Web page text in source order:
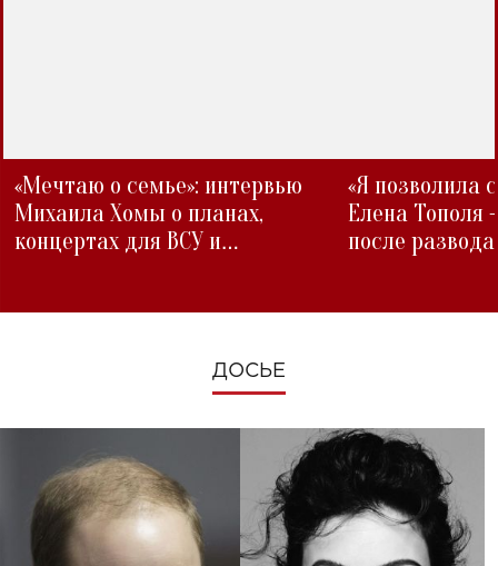
«Мечтаю о семье»: интервью
Михаила Хомы о планах,
концертах для ВСУ и
«Я позволила
Елена Тополя
после развода
ДОСЬЕ